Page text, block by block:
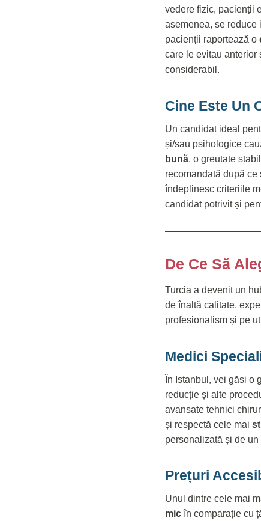
vedere fizic, pacienții
asemenea, se reduce
pacienții raportează o
care le evitau anterior
considerabil.
Cine Este Un
Un candidat ideal
și/sau psihologice
bună, o greutate
recomandată după ce
îndeplinesc criteriile
candidat potrivit și
De Ce Să
Turcia a devenit un
de înaltă calitate,
profesionalism și pe
Medici
În Istanbul, vei găsi o
reducție și alte
avansate tehnici
și respectă cele mai
personalizată și de
Prețuri
Unul dintre cele mai
micîn comparație cu